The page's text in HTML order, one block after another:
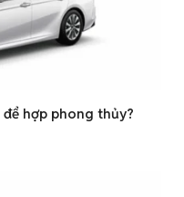
để hợp phong thủy?